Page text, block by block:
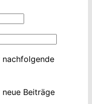
nachfolgende
Beiträge